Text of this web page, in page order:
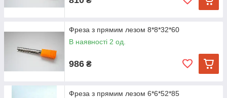
Фреза з прямим лезом 8*8*32*60
В наявності 2 од.
986 ₴
Фреза з прямим лезом 6*6*52*85